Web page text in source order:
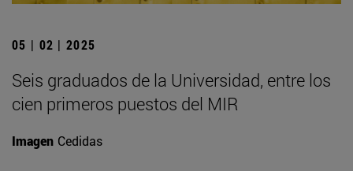
05 | 02 | 2025
Seis graduados de la Universidad, entre los
cien primeros puestos del MIR
Imagen Cedidas